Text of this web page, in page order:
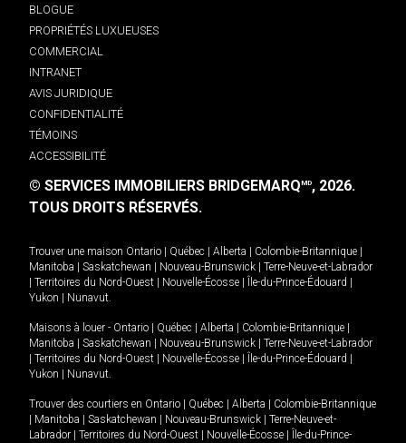
BLOGUE
PROPRIÉTÉS LUXUEUSES
COMMERCIAL
INTRANET
AVIS JURIDIQUE
CONFIDENTIALITÉ
TÉMOINS
ACCESSIBILITÉ
© SERVICES IMMOBILIERS BRIDGEMARQMD, 2026.
TOUS DROITS RÉSERVÉS.
Trouver une maison Ontario Québec Alberta Colombie-Britannique
Manitoba
Saskatchewan Nouveau-Brunswick
Terre-Neuve-et-Labrador
Territoires du Nord-Ouest Nouvelle-Écosse Île-du-Prince-Édouard
Yukon
Nunavut.
Maisons à louer - Ontario Québec Alberta Colombie-Britannique
Manitoba
Saskatchewan Nouveau-Brunswick
Terre-Neuve-et-Labrador
Territoires du Nord-Ouest Nouvelle-Écosse Île-du-Prince-Édouard
Yukon
Nunavut.
Trouver des courtiers en Ontario Québec Alberta
Colombie-Britannique
Manitoba Saskatchewan Nouveau-Brunswick
Terre-Neuve-et-
Labrador
Territoires du Nord-Ouest Nouvelle-Écosse
Île-du-Prince-